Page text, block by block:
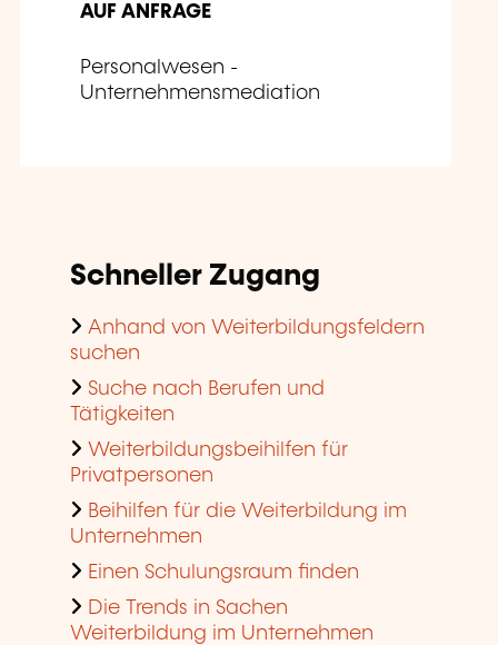
AUF ANFRAGE
Personalwesen -
Unternehmensmediation
Schneller Zugang
Anhand von Weiterbildungsfeldern
suchen
Suche nach Berufen und
Tätigkeiten
Weiterbildungsbeihilfen für
Privatpersonen
Beihilfen für die Weiterbildung im
Unternehmen
Einen Schulungsraum finden
Die Trends in Sachen
Weiterbildung im Unternehmen